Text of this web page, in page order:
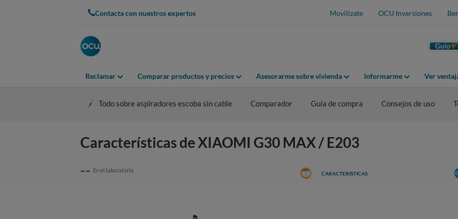
Contacta con nuestros expertos Movilízate OCU Inversiones
Guio
Reclamar Comparar productos y precios Asesorarme sobre vivienda Informarme Ver
Todo sobre aspiradores escoba sin cable Comparador Guía de compra Consejos de uso
Características de XIAOMI G30 MAX / E203
-- En el laboratorio CARACTERÍSTICAS